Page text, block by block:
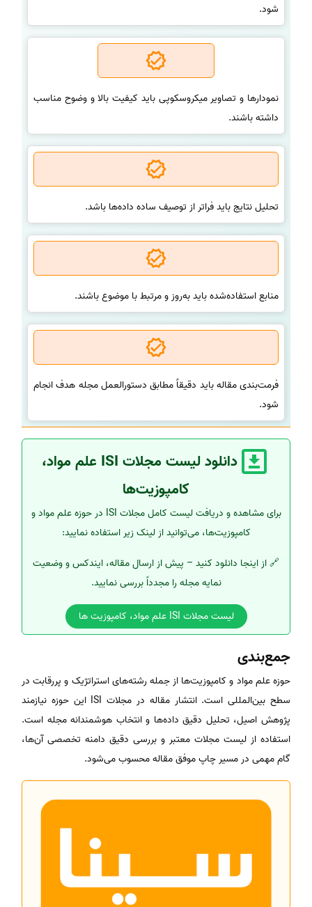
شود.
نمودارها و تصاویر میکروسکوپی باید کیفیت بالا و وضوح مناسب
داشته باشند.
تحلیل نتایج باید فراتر از توصیف ساده داده‌ها باشد.
منابع استفاده‌شده باید به‌روز و مرتبط با موضوع باشند.
فرمت‌بندی مقاله باید دقیقاً مطابق دستورالعمل مجله هدف انجام
شود.
دانلود لیست مجلات ISI علم مواد،
کامپوزیت‌ها
برای مشاهده و دریافت لیست کامل مجلات ISI در حوزه علم مواد و
کامپوزیت‌ها، می‌توانید از لینک زیر استفاده نمایید:
🔗 از اینجا دانلود کنید – پیش از ارسال مقاله، ایندکس و وضعیت
نمایه مجله را مجدداً بررسی نمایید.
لیست مجلات ISI علم مواد، کامپوزیت ها
جمع‌بندی
حوزه علم مواد و کامپوزیت‌ها از جمله رشته‌های استراتژیک و پررقابت در
سطح بین‌المللی است. انتشار مقاله در مجلات ISI این حوزه نیازمند
پژوهش اصیل، تحلیل دقیق داده‌ها و انتخاب هوشمندانه مجله است.
استفاده از لیست مجلات معتبر و بررسی دقیق دامنه تخصصی آن‌ها،
گام مهمی در مسیر چاپ موفق مقاله محسوب می‌شود.